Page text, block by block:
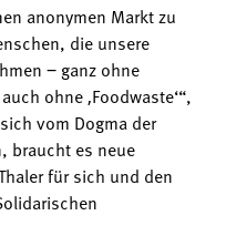
anonymen Markt zu
die unsere
‒ ganz ohne
ohne ‚Foodwaste‘“,
vom Dogma der
braucht es neue
für sich und den